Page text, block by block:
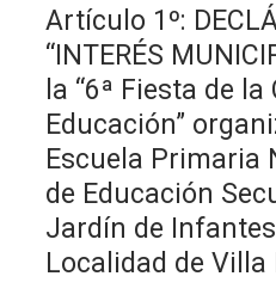
Artículo 1º:
“INTERÉS
la “6ª Fiesta de
Educación”
Escuela Primaria
de Educación
Jardín de
Localidad de Villa